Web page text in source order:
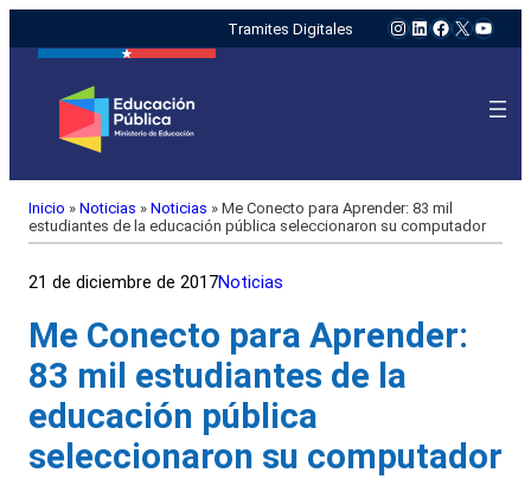
Tramites Digitales Instagram
LinkedIn
Facebook
X
Inicio » Noticias » Noticias » Me Conecto para Aprender: 83 mil
estudiantes de la educación pública seleccionaron su computador
21 de diciembre de 2017Noticias
Me Conecto para Aprender:
83 mil estudiantes de la
educación pública
seleccionaron su computador